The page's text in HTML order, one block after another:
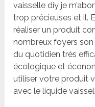
vaisselle diy je
trop précieuses et il.
réaliser un produit
nombreux foyers
du quotidien très
écologique et
utiliser votre produit
avec le liquide